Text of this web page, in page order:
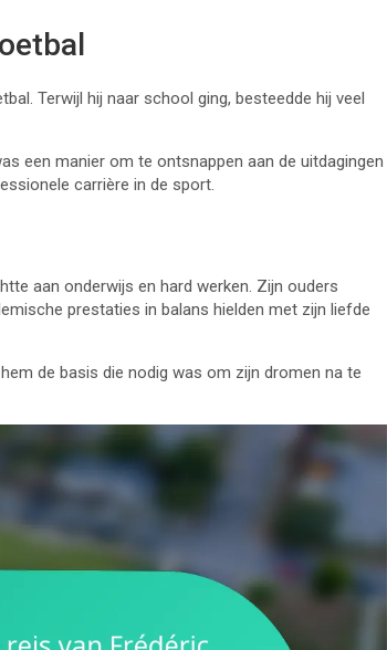
Terwijl hij naar school ging, besteedde hij veel
een manier om te ontsnappen aan de uitdagingen
carrière in de sport.
aan onderwijs en hard werken. Zijn ouders
prestaties in balans hielden met zijn liefde
de basis die nodig was om zijn dromen na te